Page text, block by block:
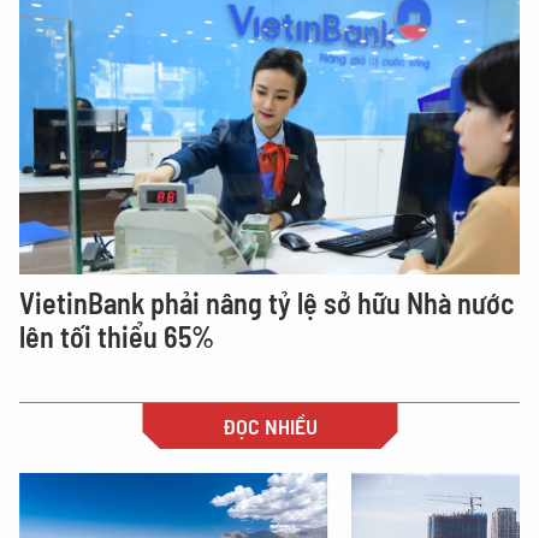
VietinBank phải nâng tỷ lệ sở hữu Nhà nước
lên tối thiểu 65%
ĐỌC NHIỀU